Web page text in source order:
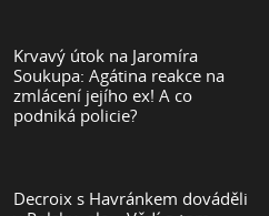
Krvavý útok na Jaromíra
Soukupa: Agátina reakce na
zmlácení jejího ex! A co
podniká policie?
Decroix s Havránkem dováděli